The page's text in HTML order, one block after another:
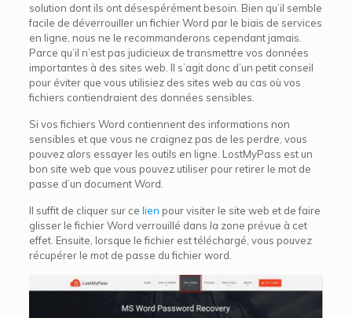
solution dont ils ont désespérément besoin. Bien qu’il semble
facile de déverrouiller un fichier Word par le biais de services
en ligne, nous ne le recommanderons cependant jamais.
Parce qu’il n’est pas judicieux de transmettre vos données
importantes à des sites web. Il s’agit donc d’un petit conseil
pour éviter que vous utilisiez des sites web au cas où vos
fichiers contiendraient des données sensibles.
Si vos fichiers Word contiennent des informations non
sensibles et que vous ne craignez pas de les perdre, vous
pouvez alors essayer les outils en ligne. LostMyPass est un
bon site web que vous pouvez utiliser pour retirer le mot de
passe d’un document Word.
Il suffit de cliquer sur ce lien pour visiter le site web et de faire
glisser le fichier Word verrouillé dans la zone prévue à cet
effet. Ensuite, lorsque le fichier est téléchargé, vous pouvez
récupérer le mot de passe du fichier word.